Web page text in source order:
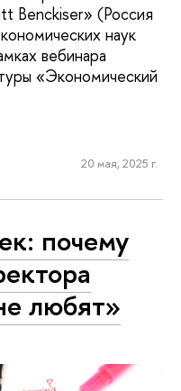
Benckiser» (Россия
наук
вебинара
«Экономический
20 мая, 2025 г.
почему
любят»